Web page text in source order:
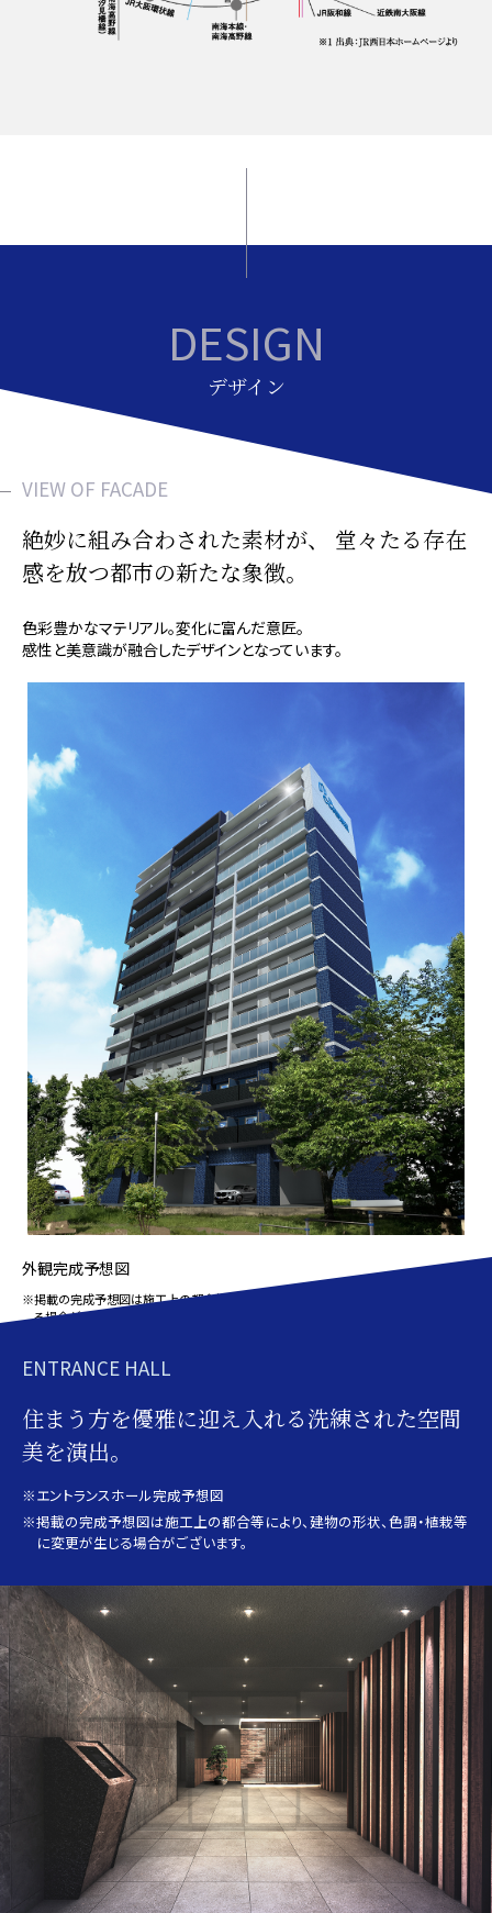
DESIGN
デザイン
VIEW OF FACADE
絶妙に組み合わされた素材が、
堂々たる存在
感を放つ都市の新たな象徴。
色彩豊かなマテリアル。変化に富んだ意匠。
感性と美意識が融合したデザインとなっています。
外観完成予想図
※掲載の完成予想図は施工上の都合等により、建物の形状、色調・植栽等に変更が生じ
る場合がございます。
ENTRANCE HALL
住まう方を優雅に迎え入れる洗練された空間
美を演出。
※エントランスホール完成予想図
※掲載の完成予想図は施工上の都合等により、建物の形状、色調・植栽等
に変更が生じる場合がございます。